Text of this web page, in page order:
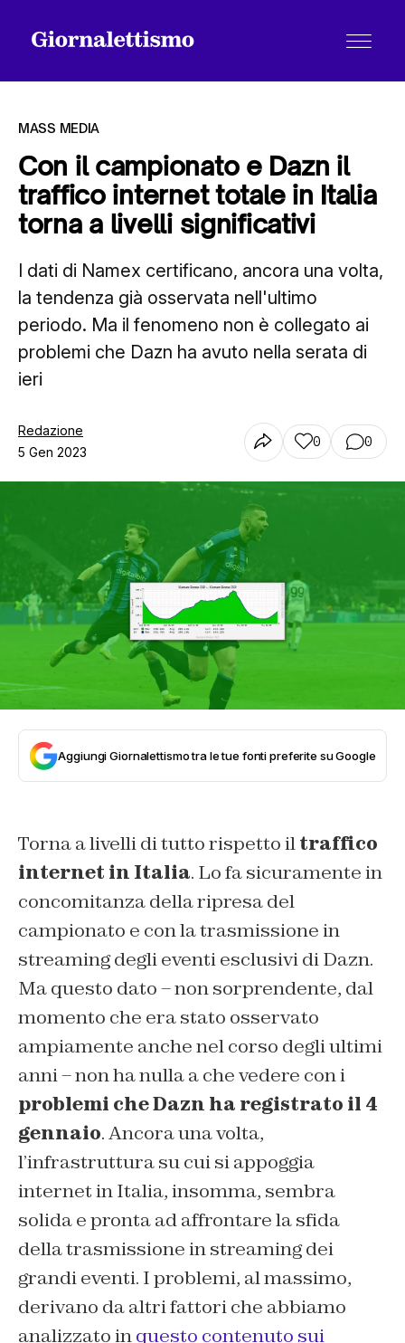
Tutti gli articoli
Chi siamo
Contatti
MASS MEDIA
Con il campionato e Dazn il
traffico internet totale in Italia
torna a livelli significativi
I dati di Namex certificano, ancora una volta,
la tendenza già osservata nell'ultimo
periodo. Ma il fenomeno non è collegato ai
problemi che Dazn ha avuto nella serata di
ieri
Redazione
5 Gen 2023
0 0
Aggiungi Giornalettismo tra le tue fonti preferite su Google
Torna a livelli di tutto rispetto iltraffico
internet in Italia. Lo fa sicuramente in
concomitanza della ripresa del
campionato e con la trasmissione in
streaming degli eventi esclusivi di Dazn.
Ma questo dato – non sorprendente, dal
momento che era stato osservato
ampiamente anche nel corso degli ultimi
anni – non ha nulla a che vedere con i
problemi che Dazn ha registrato il 4
gennaio. Ancora una volta,
l’infrastruttura su cui si appoggia
internet in Italia, insomma, sembra
solida e pronta ad affrontare la sfida
della trasmissione in streaming dei
grandi eventi. I problemi, al massimo,
derivano da altri fattori che abbiamo
analizzato inquesto contenuto sui